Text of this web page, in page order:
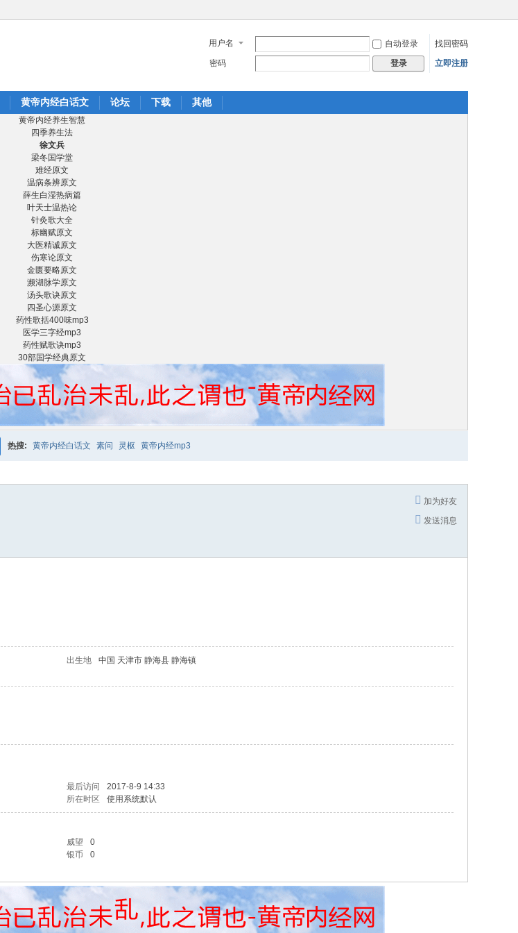
用户名 自动登录
找回密码
密码
登录 立即注册
黄帝内经白话文 论坛 下载 其他
黄帝内经养生智慧
四季养生法
徐文兵
梁冬国学堂
难经原文
温病条辨原文
薛生白湿热病篇
叶天士温热论
针灸歌大全
标幽赋原文
大医精诚原文
伤寒论原文
金匮要略原文
濒湖脉学原文
汤头歌诀原文
四圣心源原文
药性歌括400味mp3
医学三字经mp3
药性赋歌诀mp3
30部国学经典原文
热搜: 黄帝内经白话文 素问 灵枢 黄帝内经mp3
加为好友
发送消息
出生地
中国 天津市 静海县 静海镇
最后访问
2017-8-9 14:33
所在时区 使用系统默认
威望
0
银币 0